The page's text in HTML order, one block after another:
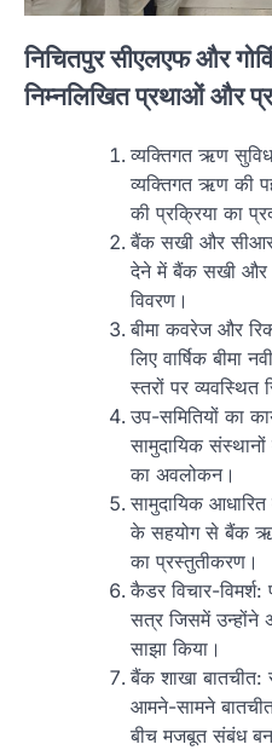
निचितपुर सीएलएफ और
निम्नलिखित प्रथाओं और
व्यक्तिगत ऋण
व्यक्तिगत ऋण की
की प्रक्रिया का
बैंक सखी और
देने में बैंक सखी और
विवरण।
बीमा कवरेज और
लिए वार्षिक
स्तरों पर व्यवस्थित
उप-समितियों का
सामुदायिक संस्थानों
का अवलोकन।
सामुदायिक
के सहयोग से बैंक
का प्रस्तुतीकरण।
कैडर विचार-
सत्र जिसमें उन्होंने
साझा किया।
बैंक शाखा
आमने-सामने
बीच मजबूत संबंध